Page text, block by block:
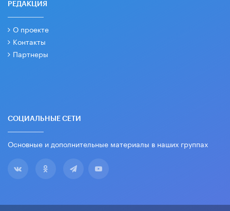
РЕДАКЦИЯ
О проекте
Контакты
Партнеры
СОЦИАЛЬНЫЕ СЕТИ
Основные и дополнительные материалы в наших группах